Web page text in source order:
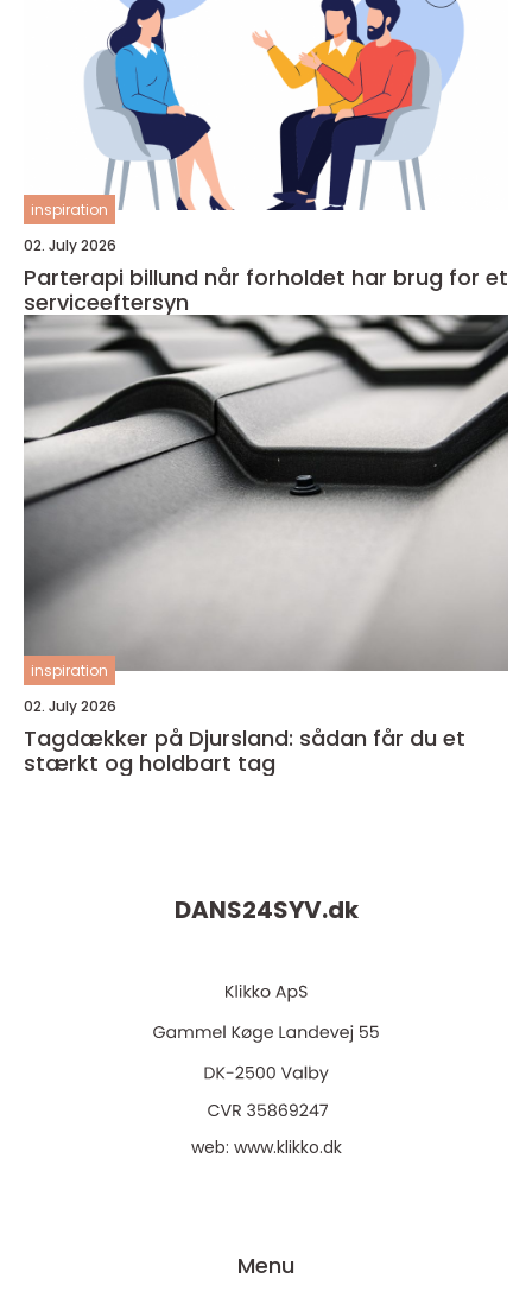
inspiration
02. July 2026
Parterapi billund når forholdet har brug for et
serviceeftersyn
inspiration
02. July 2026
Tagdækker på Djursland: sådan får du et
stærkt og holdbart tag
DANS24SYV.dk
web: www.klikko.dk
Menu